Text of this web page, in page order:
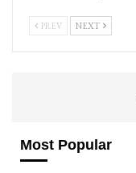
PREV NEXT
Most Popular